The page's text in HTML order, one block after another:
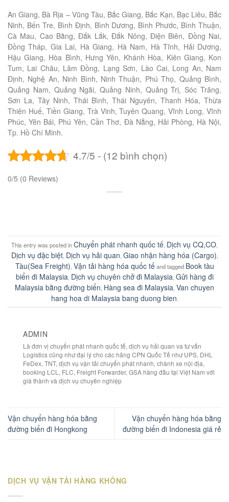
An Giang, Bà Rịa – Vũng Tàu, Bắc Giang, Bắc Kạn, Bạc Liêu, Bắc
Ninh, Bến Tre, Bình Định, Bình Dương, Bình Phước, Bình Thuận,
Cà Mau, Cao Bằng, Đắk Lắk, Đắk Nông, Điện Biên, Đồng Nai,
Đồng Tháp, Gia Lai, Hà Giang, Hà Nam, Hà Tĩnh, Hải Dương,
Hậu Giang, Hòa Bình, Hưng Yên, Khánh Hòa, Kiên Giang, Kon
Tum, Lai Châu, Lâm Đồng, Lạng Sơn, Lào Cai, Long An, Nam
Định, Nghệ An, Ninh Bình, Ninh Thuận, Phú Thọ, Quảng Bình,
Quảng Nam, Quảng Ngãi, Quảng Ninh, Quảng Trị, Sóc Trăng,
Sơn La, Tây Ninh, Thái Bình, Thái Nguyên, Thanh Hóa, Thừa
Thiên Huế, Tiền Giang, Trà Vinh, Tuyên Quang, Vĩnh Long, Vĩnh
Phúc, Yên Bái, Phú Yên, Cần Thơ, Đà Nẵng, Hải Phòng, Hà Nội,
Tp. Hồ Chí Minh.
4.7/5 - (12 bình chọn)
0/5 (0 Reviews)
This entry was posted inChuyển phát nhanh quốc tế Dịch vụ CQ,CO
Dịch vụ đặc biệt, Dịch vụ hải quan Giao nhận hàng hóa (Cargo)
Tàu(Sea Freight) Vận tải hàng hóa quốc tếand tagged Book tàu
biển đi Malaysia Dịch vụ chuyên chở đi Malaysia Gửi hàng đi
Malaysia bằng đường biển Hàng sea đi Malaysia Van chuyen
hang hoa di Malaysia bang duong bien
ADMIN
Là đơn vị chuyển phát nhanh quốc tế, dịch vụ hải quan va tư vấn
Logistics cũng như đại lý cho các hãng CPN Quốc Tế như UPS, DHL
FeDex, TNT, dịch vụ vận tải chuyển phát nhanh, chành xe nội địa,
booking LCL, FLC, Freight Forwarder, GSA hàng đầu tại Việt Nam với
giá thành và dịch vụ chuyên nghiệp
Vận chuyển hàng hóa bằng
đường biển đi Hongkong
Vận chuyển hàng hóa bằng
đường biển đi Indonesia giá rẻ
DỊCH VỤ VẬN TẢI HÀNG KHÔNG